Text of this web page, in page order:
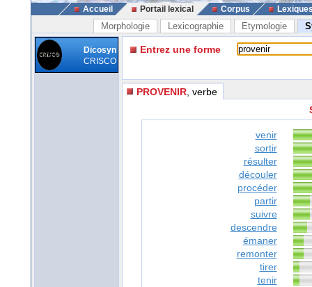
Accueil Portail lexical Corpus
Morphologie Lexicographie Etymologie
Dicosyn
CRISCO
Entrez une forme
PROVENIR , verbe
venir
sortir
résulter
découler
procéder
partir
suivre
descendre
émaner
remonter
tirer
tenir